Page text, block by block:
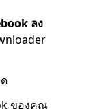
ลง
ของคุณ